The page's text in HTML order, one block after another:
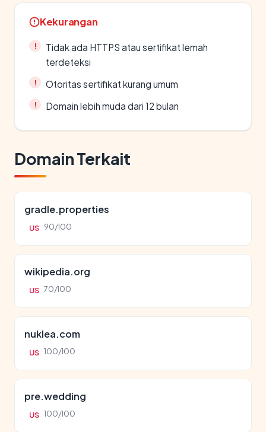
Kekurangan
Tidak ada HTTPS atau sertifikat lemah
terdeteksi
Otoritas sertifikat kurang umum
Domain lebih muda dari 12 bulan
Domain Terkait
gradle.properties
US 90/100
wikipedia.org
US 70/100
nuklea.com
US 100/100
pre.wedding
US 100/100